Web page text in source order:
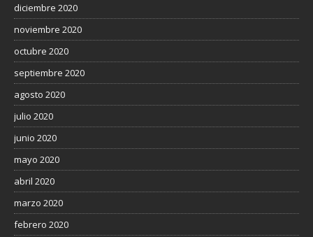
diciembre 2020
noviembre 2020
octubre 2020
septiembre 2020
agosto 2020
julio 2020
junio 2020
mayo 2020
abril 2020
marzo 2020
febrero 2020